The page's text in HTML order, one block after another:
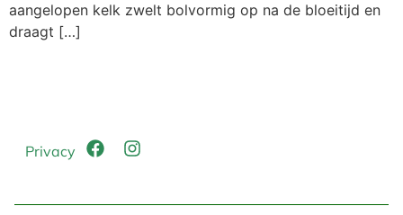
aangelopen kelk zwelt bolvormig op na de bloeitijd en
draagt […]
Privacy